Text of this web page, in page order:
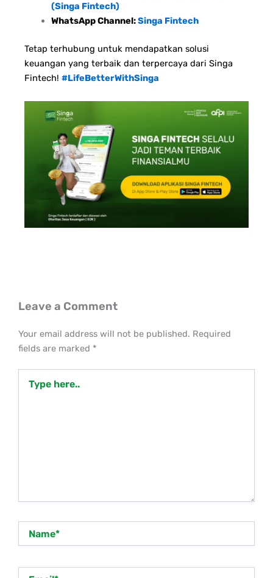
(Singa Fintech)
WhatsApp Channel:Singa Fintech
Tetap terhubung untuk mendapatkan solusi
keuangan yang terbaik dan terpercaya dari Singa
Fintech! #LifeBetterWithSinga
Leave a Comment
Your email address will not be published. Required
fields are marked *
here..